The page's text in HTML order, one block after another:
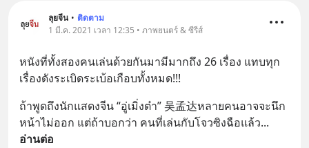
ลุยจีน • ติดตาม
1 มี.ค. 2021 เวลา 12:35 • ภาพยนตร์ & ซีรีส์
หนังที่ทั้งสองคนเล่นด้วยกันมามีมากถึง 26 เรื่อง แทบทุก
เรื่องดังระเบิดระเบ้อเกือบทั้งหมด!!!
ถ้าพูดถึงนักแสดงจีน “อู่เมิ่งต๋า” 吴孟达หลายคนอาจจะนึก
หน้าไม่ออก แต่ถ้าบอกว่า คนที่เล่นกับโจวซิงฉือแล้ว
อ่านต่อ